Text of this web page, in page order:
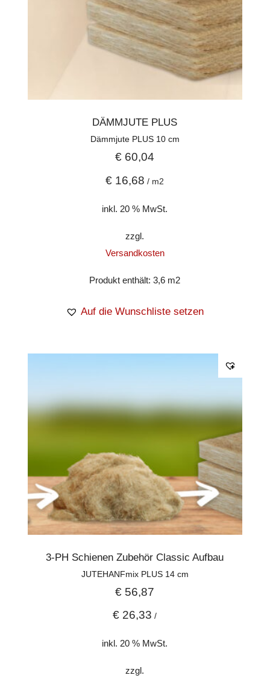
DÄMMJUTE PLUS
Dämmjute PLUS 10 cm
€ 60,04
€ 16,68 / m2
inkl. 20 % MwSt.
zzgl.
Versandkosten
Produkt enthält: 3,6 m2
Auf die Wunschliste setzen
3-PH Schienen Zubehör Classic Aufbau
JUTEHANFmix PLUS 14 cm
€ 56,87
€ 26,33 /
inkl. 20 % MwSt.
zzgl.